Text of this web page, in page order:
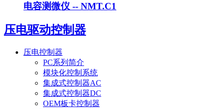
电容测微仪 -- NMT.C1
压电驱动控制器
压电控制器
PC系列简介
模块化控制系统
集成式控制器AC
集成式控制器DC
OEM板卡控制器